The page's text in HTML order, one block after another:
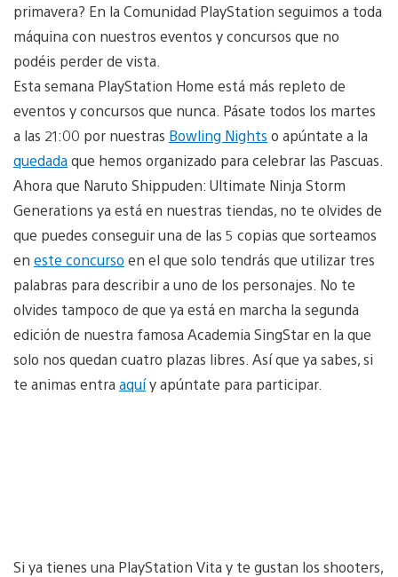
primavera? En la Comunidad PlayStation seguimos a toda
máquina con nuestros eventos y concursos que no
podéis perder de vista.
Esta semana PlayStation Home está más repleto de
eventos y concursos que nunca. Pásate todos los martes
a las 21:00 por nuestras Bowling Nights o apúntate a la
quedadaque hemos organizado para celebrar las Pascuas.
Ahora que Naruto Shippuden: Ultimate Ninja Storm
Generations ya está en nuestras tiendas, no te olvides de
que puedes conseguir una de las 5 copias que sorteamos
en este concurso en el que solo tendrás que utilizar tres
palabras para describir a uno de los personajes. No te
olvides tampoco de que ya está en marcha la segunda
edición de nuestra famosa Academia SingStar en la que
solo nos quedan cuatro plazas libres. Así que ya sabes, si
te animas entra aquíy apúntate para participar.
Si ya tienes una PlayStation Vita y te gustan los shooters,